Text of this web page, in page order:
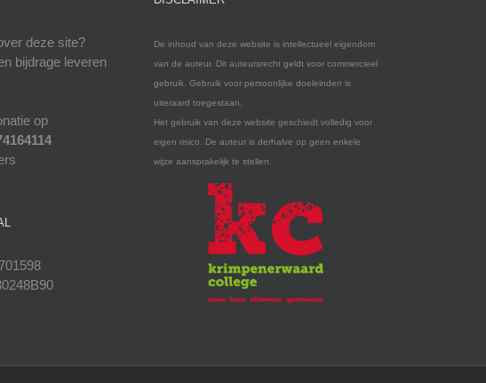
deze site?
bijdrage leveren
op
De inhoud van deze website is intellectueel eigendom
van de auteur. Dit auteursrecht geldt voor commercieel
gebruik. Gebruik voor persoonlijke doeleinden is
uiteraard toegestaan.
Het gebruik van deze website geschiedt volledig voor
eigen risico. De auteur is derhalve op geen enkele
wijze aansprakelijk te stellen.